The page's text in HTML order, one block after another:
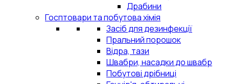
Драбини
Госптовари та побутова хімія
Засіб для дезинфекції
Пральний порошок
Відра, тази
Швабри, насадки до швабр
Побутові дрібниці